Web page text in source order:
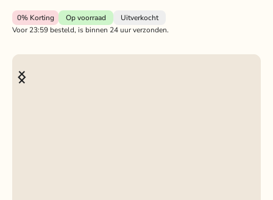
0%Korting Op voorraad
Uitverkocht
Voor 23:59 besteld, is binnen 24 uur verzonden.